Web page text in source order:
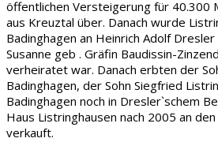
öffentlichen Versteigerung für 40.300
aus Kreuztal über. Danach wurde
Badinghagen an Heinrich Adolf
Susanne geb . Gräfin Baudissin-
verheiratet war. Danach erbten der
Badinghagen, der Sohn Siegfried
Badinghagen noch in Dresler`schem
Haus Listringhausen nach 2005 an
verkauft.